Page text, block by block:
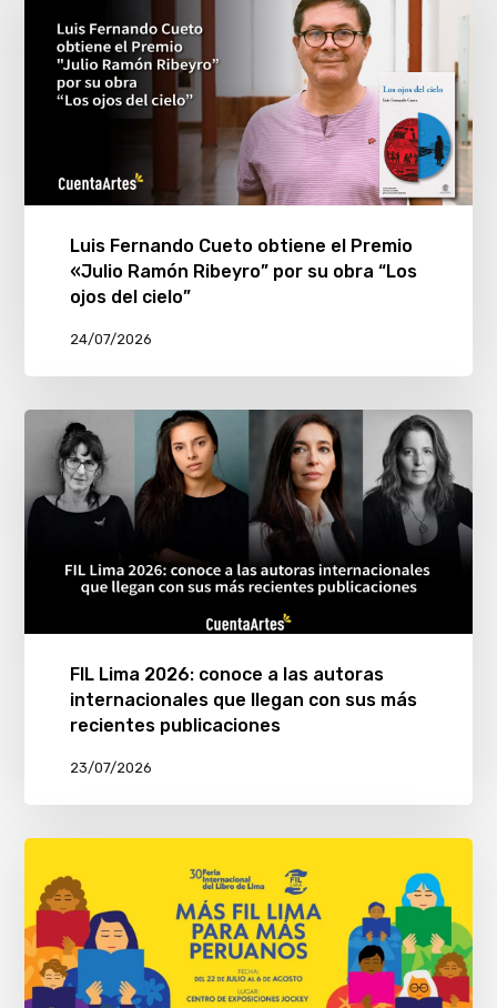
Luis Fernando Cueto obtiene el Premio
«Julio Ramón Ribeyro” por su obra “Los
ojos del cielo”
24/07/2026
FIL Lima 2026: conoce a las autoras
internacionales que llegan con sus más
recientes publicaciones
23/07/2026